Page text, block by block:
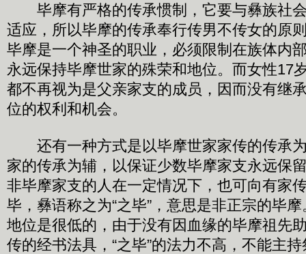
毕摩有严格的传承惯制，它要与彝族社
适应，所以毕摩的传承奉行传男不传女的原
毕摩是一个神圣的职业，必须限制在族体内
永远保持毕摩世家的殊荣和地位。而女性17
都不再视为是父亲家支的成员，因而没有继
位的权利和机会。
还有一种方式是以毕摩世家家传的传承
家的传承为辅，以保证少数毕摩家支永远保
非毕摩家支的人在一定情况下，也可向有家
毕，彝语称之为“之毕”，意思是非正宗的毕摩
地位是很低的，由于没有因血缘的毕摩祖先
传的经书法具，“之毕”的法力不高，不能主